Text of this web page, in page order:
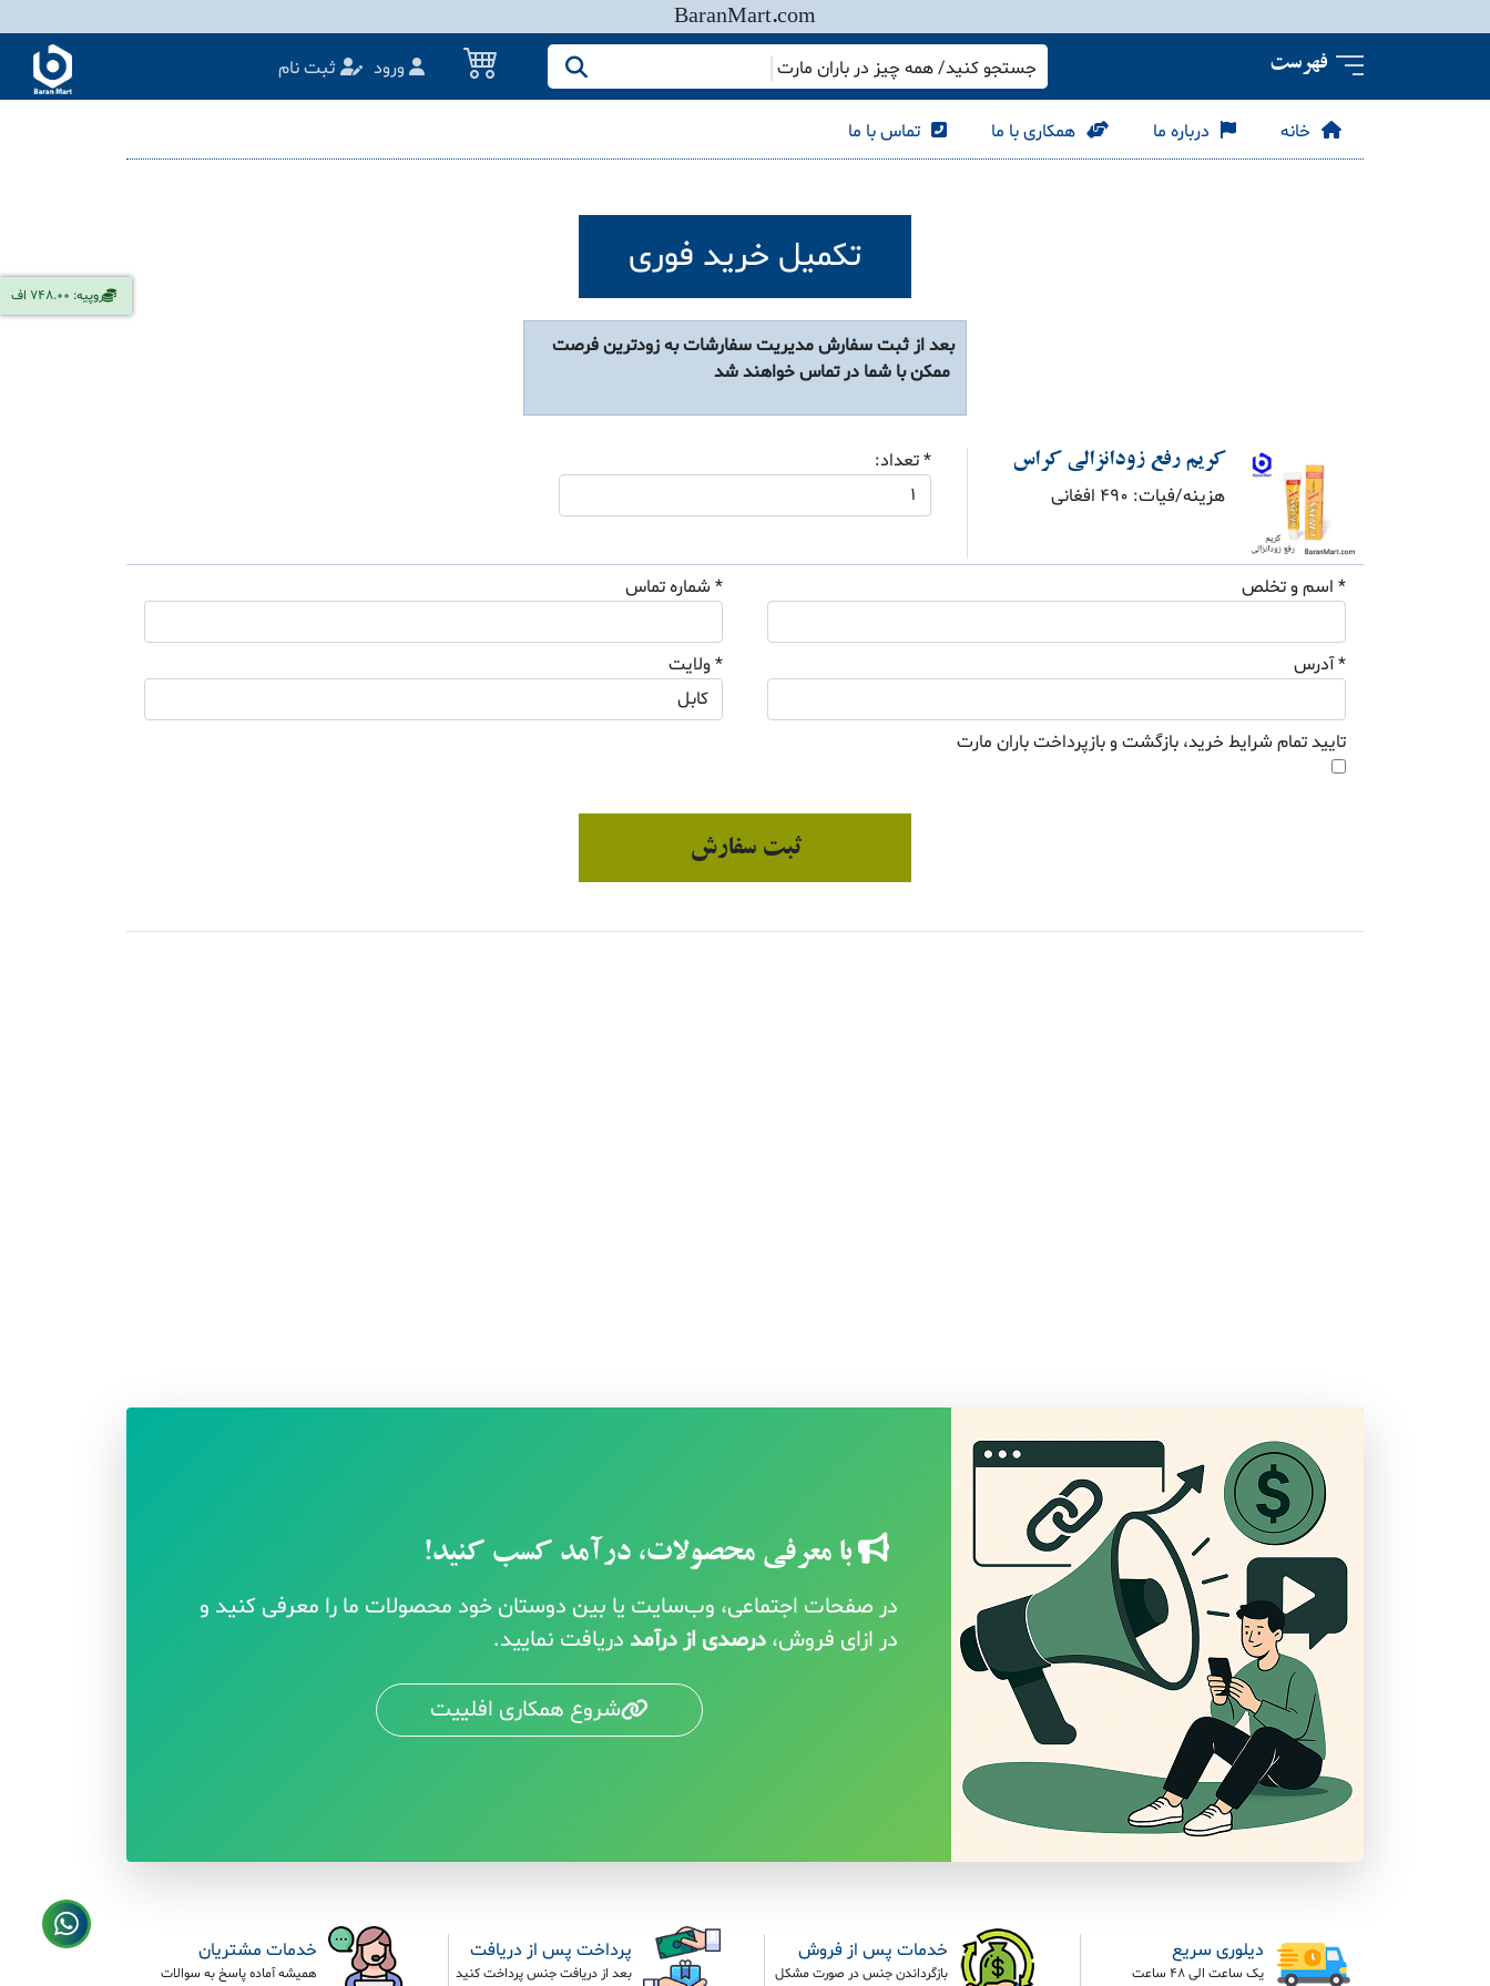
BaranMart.com
فهرست جستجو کنید/ همه چیز در باران مارت ورود ثبت نام
خانه درباره ما همکاری با ما تماس با ما
روپیه: 748.00 اف
تکمیل خرید فوری
بعد از ثبت سفارش مدیریت سفارشات به زودترین فرصت
ممکن با شما در تماس خواهند شد
کریم رفع زودانزالی کراس
هزینه/فیات: 490 افغانی
* تعداد:
* اسم و تخلص * شماره تماس
* آدرس * ولایت
تایید تمام شرایط خرید، بازگشت و بازپرداخت باران مارت
ثبت سفارش
با معرفی محصولات، درآمد کسب کنید!
در صفحات اجتماعی، وب‌سایت یا بین دوستان خود محصولات ما را معرفی کنید و
در ازای فروش، درصدی از درآمد دریافت نمایید.
شروع همکاری افلییت
دیلوری سریع
یک ساعت الی 48 ساعت
خدمات پس از فروش
بازگرداندن جنس در صورت مشکل
پرداخت پس از دریافت
بعد از دریافت جنس پرداخت کنید
خدمات مشتریان
همیشه آماده پاسخ به سوالات